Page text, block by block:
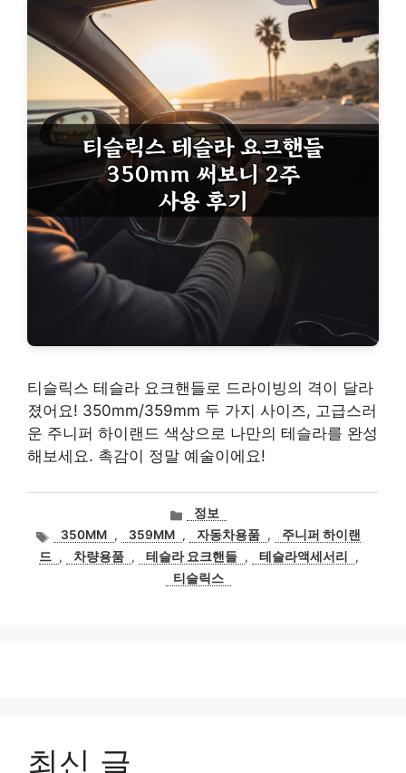
티슬릭스 테슬라 요크핸들로 드라이빙의 격이 달라
졌어요! 350mm/359mm 두 가지 사이즈, 고급스러
운 주니퍼 하이랜드 색상으로 나만의 테슬라를 완성
해보세요. 촉감이 정말 예술이에요!
카
테
고
리
정보
태350MM , 359MM , 자동차용품 ,
주니퍼 하이랜
드 , 차량용품 , 테슬라 요크핸들 , 테슬라액세서리
,
티슬릭스
최신 글